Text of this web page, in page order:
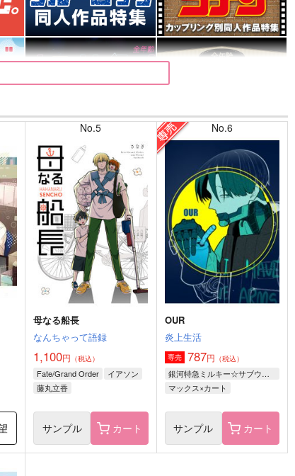
No.5
母なる船長
なんちゃって語録
1,100円 （税込）
Fate/Grand Order
イアソン
藤丸立香
サンプル カート
No.6
OUR
炎上生活
専売 787円 （税込）
銀河特急ミルキー☆サブウェイ
マックス×カート
サンプル カート